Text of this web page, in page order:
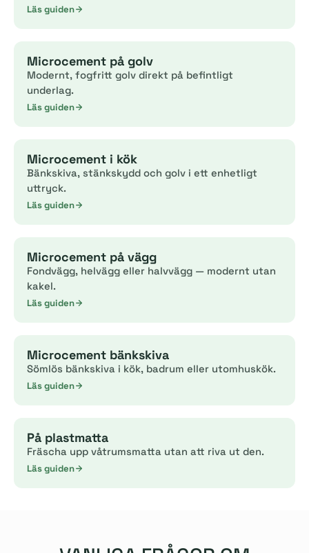
Läs guiden
Microcement på golv
Modernt, fogfritt golv direkt på befintligt
underlag.
Läs guiden
Microcement i kök
Bänkskiva, stänkskydd och golv i ett enhetligt
uttryck.
Läs guiden
Microcement på vägg
Fondvägg, helvägg eller halvvägg — modernt utan
kakel.
Läs guiden
Microcement bänkskiva
Sömlös bänkskiva i kök, badrum eller utomhuskök.
Läs guiden
På plastmatta
Fräscha upp våtrumsmatta utan att riva ut den.
Läs guiden